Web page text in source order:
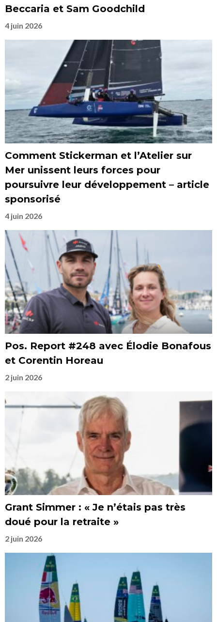
Beccaria et Sam Goodchild
4 juin 2026
Comment Stickerman et l’Atelier sur
Mer unissent leurs forces pour
poursuivre leur développement – article
sponsorisé
4 juin 2026
Pos. Report #248 avec Élodie Bonafous
et Corentin Horeau
2 juin 2026
Grant Simmer : « Je n’étais pas très
doué pour la retraite »
2 juin 2026